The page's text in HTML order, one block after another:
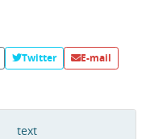
Twitter E-mail
text